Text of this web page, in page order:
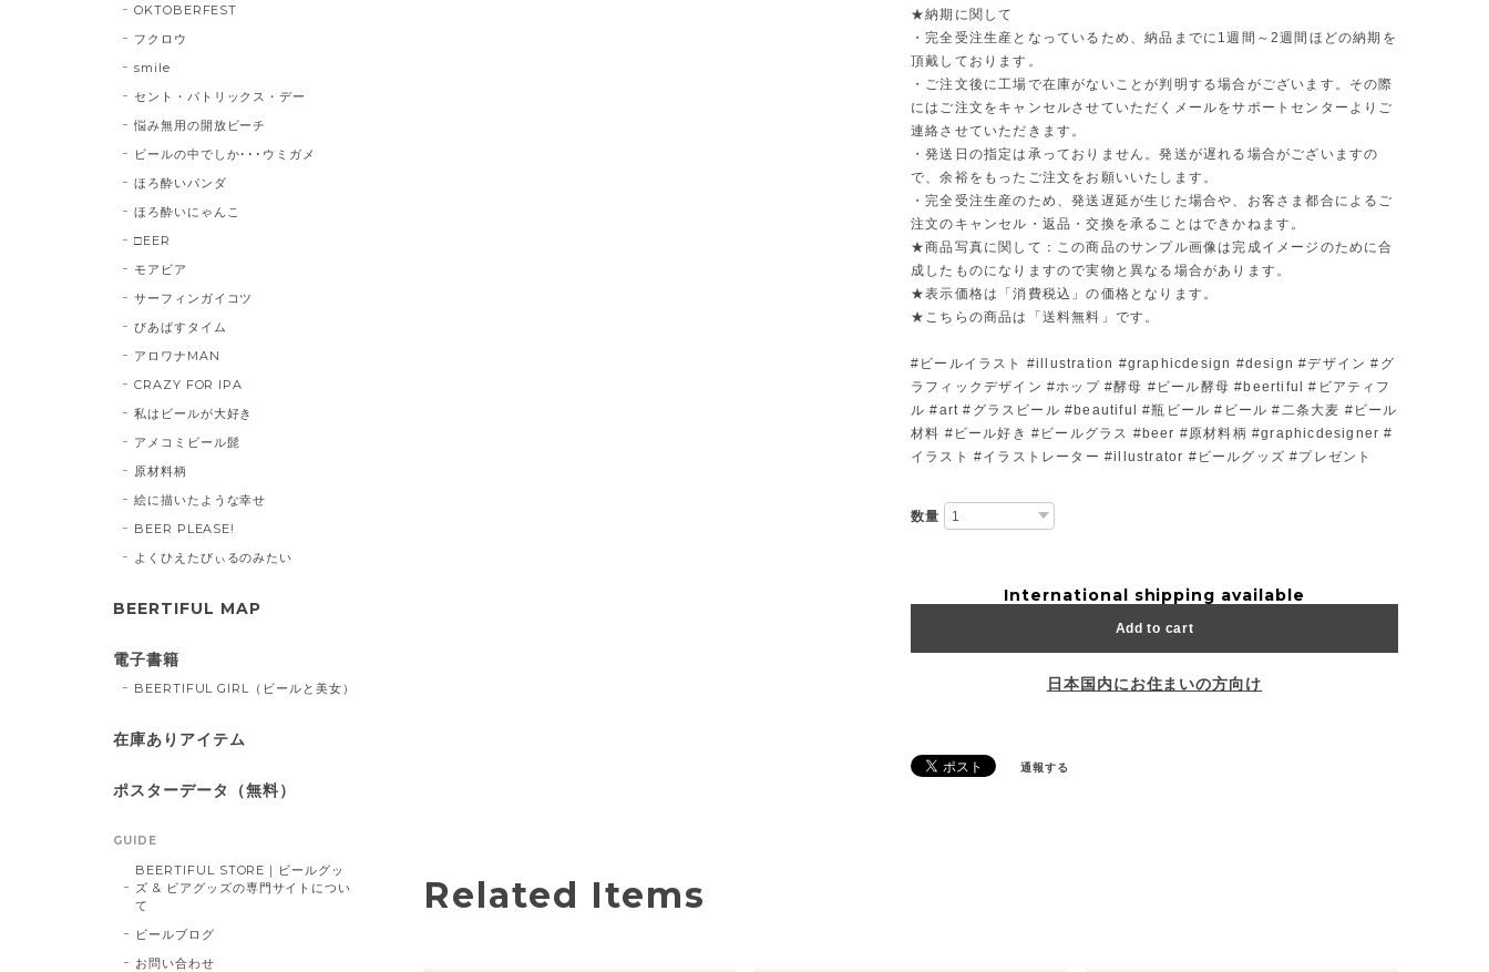
★納期に関して
・完全受注生産となっているため、納品までに1週間～2週間ほどの納期を
頂戴しております。
・ご注文後に工場で在庫がないことが判明する場合がございます。その際
にはご注文をキャンセルさせていただくメールをサポートセンターよりご
連絡させていただきます。
・発送日の指定は承っておりません。発送が遅れる場合がございますの
で、余裕をもったご注文をお願いいたします。
・完全受注生産のため、発送遅延が生じた場合や、お客さま都合によるご
注文のキャンセル・返品・交換を承ることはできかねます。
★商品写真に関して：この商品のサンプル画像は完成イメージのために合
成したものになりますので実物と異なる場合があります。
★表示価格は「消費税込」の価格となります。
★こちらの商品は「送料無料」です。
#ビールイラスト #illustration #graphicdesign #design #デザイン #グ
ラフィックデザイン #ホップ #酵母 #ビール酵母 #beertiful #ビアティフ
ル #art #グラスビール #beautiful #瓶ビール #ビール #二条大麦 #ビール
材料 #ビール好き #ビールグラス #beer #原材料柄 #graphicdesigner #
イラスト #イラストレーター #illustrator #ビールグッズ #プレゼント
数量
International shipping available
Add to cart
日本国内にお住まいの方向け
通報する
Related Items
OKTOBERFEST
フクロウ
smile
セント・パトリックス・デー
悩み無用の開放ビーチ
ビールの中でしか･･･ウミガメ
ほろ酔いパンダ
ほろ酔いにゃんこ
□EER
モアビア
サーフィンガイコツ
びあばすタイム
アロワナMAN
CRAZY FOR IPA
私はビールが大好き
アメコミビール髭
原材料柄
絵に描いたような幸せ
BEER PLEASE!
よくひえたびぃるのみたい
BEERTIFUL MAP
電子書籍
BEERTIFUL GIRL（ビールと美女）
在庫ありアイテム
ポスターデータ（無料）
GUIDE
BEERTIFUL STORE｜ビールグッ
ズ & ビアグッズの専門サイトについ
て
ビールブログ
お問い合わせ